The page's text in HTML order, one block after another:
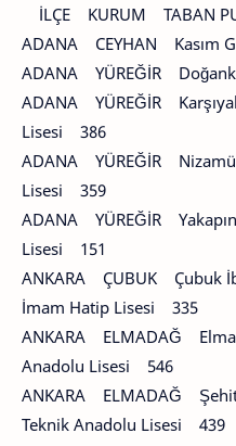
İLÇE KURUM TABAN
ADANA CEYHAN Kasım
ADANA YÜREĞİR
ADANA YÜREĞİR
Lisesi 386
ADANA YÜREĞİR
Lisesi 359
ADANA YÜREĞİR
Lisesi 151
ANKARA ÇUBUK Çubuk
İmam Hatip Lisesi 335
ANKARA ELMADAĞ
Anadolu Lisesi 546
ANKARA ELMADAĞ Şehit
Teknik Anadolu Lisesi 439